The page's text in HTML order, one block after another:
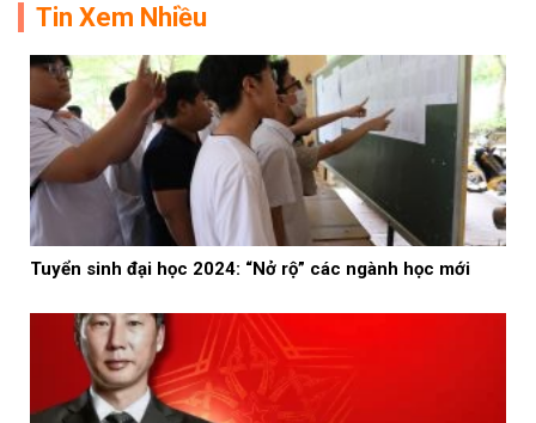
Tin Xem Nhiều
Tuyển sinh đại học 2024: “Nở rộ” các ngành học mới